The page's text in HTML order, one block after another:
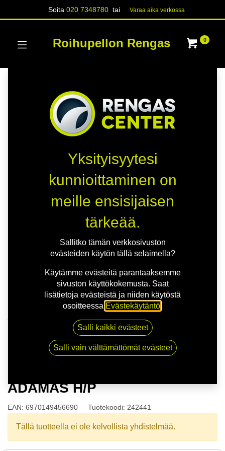
Soita020 7348780 tai Varaa aika verk​​​​ossa
Roihupellon Rengas 0
165/80R13 83T POWERTRAC ADAMAS H/P
ADAMAS H/P
EAN: 6970149456690 Tuotekoodi: 242441
Tällä tuotteella ei ole kelvollista yhdistelmää.
Yksityisyytesi
kunnioittaminen on
meille ensisijaisen
tärkeää.
Sallitko tämän verkkosivuston
evästeiden käytön tällä selaimella?
Käytämme evästeitä parantaaksemme
sivuston käyttökokemusta. Saat
lisätietoja evästeistä ja niiden käytöstä
osoitteessa Evästekäytäntö
Salli kaikki evästeet
Salli vain välttämättömät evästeet